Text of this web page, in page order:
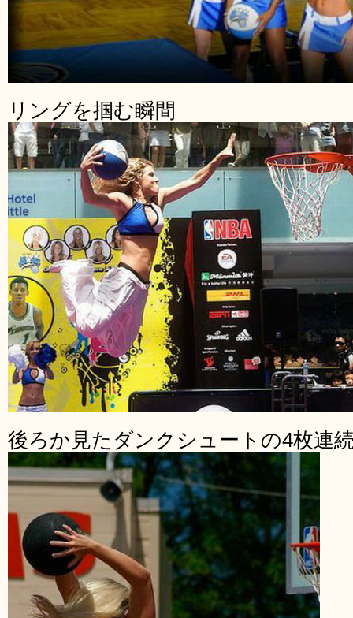
リングを掴む瞬間
後ろか見たダンクシュートの4枚連